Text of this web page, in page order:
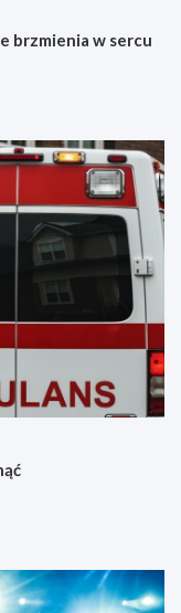
brzmienia w sercu